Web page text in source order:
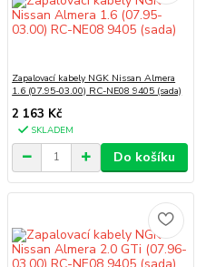
Zapalovací kabely NGK Nissan Almera
1.6 (07.95-03.00) RC-NE08 9405 (sada)
2 163 Kč
SKLADEM
Do košíku